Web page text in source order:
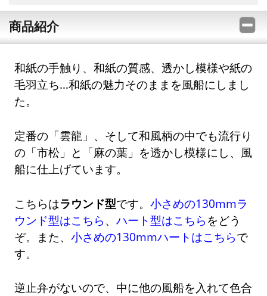
商品紹介
和紙の手触り、和紙の質感、透かし模様や紙の
毛羽立ち…和紙の魅力そのままを風船にしまし
た。
定番の「雲龍」、そして和風柄の中でも流行り
の「市松」と「麻の葉」を透かし模様にし、風
船に仕上げています。
こちらはラウンド型です。小さめの130mmラ
ウンド型はこちら 、ハート型はこちら をどう
ぞ。また、小さめの130mmハートはこちらで
す。
逆止弁がないので、中に他の風船を入れて色合